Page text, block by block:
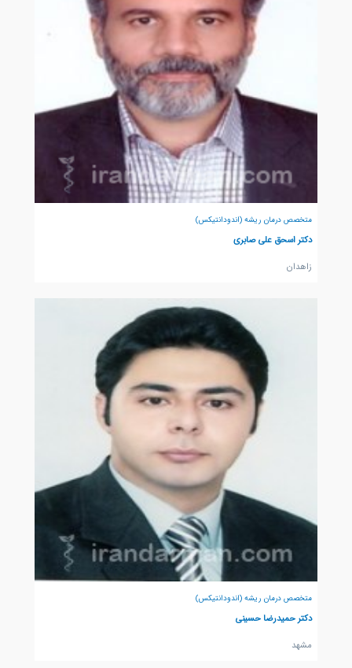
متخصص درمان ریشه (اندودانتیکس)
دکتر اسحق علی صابری
زاهدان
متخصص درمان ریشه (اندودانتیکس)
دکتر حمیدرضا حسینی
مشهد